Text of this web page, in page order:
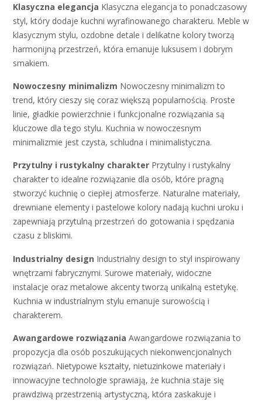
Klasyczna elegancja Klasyczna elegancja to ponadczasowy
styl, który dodaje kuchni wyrafinowanego charakteru. Meble w
klasycznym stylu, ozdobne detale i delikatne kolory tworzą
harmonijną przestrzeń, która emanuje luksusem i dobrym
smakiem.
Nowoczesny minimalizm Nowoczesny minimalizm to
trend, który cieszy się coraz większą popularnością. Proste
linie, gładkie powierzchnie i funkcjonalne rozwiązania są
kluczowe dla tego stylu. Kuchnia w nowoczesnym
minimalizmie jest czysta, schludna i minimalistyczna.
Przytulny i rustykalny charakter Przytulny i rustykalny
charakter to idealne rozwiązanie dla osób, które pragną
stworzyć kuchnię o ciepłej atmosferze. Naturalne materiały,
drewniane elementy i pastelowe kolory nadają kuchni uroku i
zapewniają przytulną przestrzeń do gotowania i spędzania
czasu z bliskimi.
Industrialny design Industrialny design to styl inspirowany
wnętrzami fabrycznymi. Surowe materiały, widoczne
instalacje oraz metalowe akcenty tworzą unikalną estetykę.
Kuchnia w industrialnym stylu emanuje surowością i
charakterem.
Awangardowe rozwiązania Awangardowe rozwiązania to
propozycja dla osób poszukujących niekonwencjonalnych
rozwiązań. Nietypowe kształty, nietuzinkowe materiały i
innowacyjne technologie sprawiają, że kuchnia staje się
prawdziwą przestrzenią artystyczną, która zaskakuje i